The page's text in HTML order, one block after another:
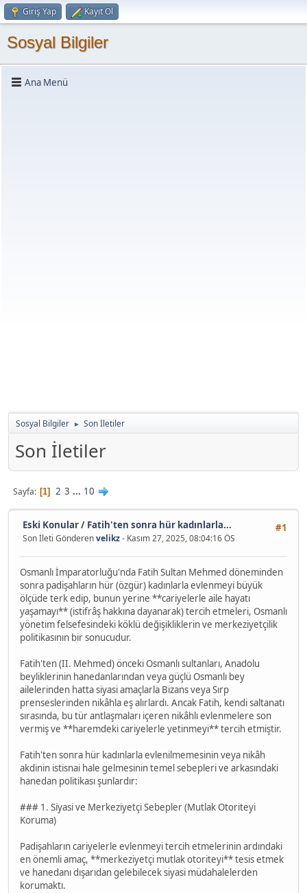
Giriş Yap Kayıt Ol
Sosyal Bilgiler
Ana Menü
Sosyal Bilgiler ► Son İletiler
Son İletiler
Sayfa 1 2 3 ... 10
#1
Eski Konular/ Fatih'ten sonra hür kadınlarla...
Son İleti Gönderenvelikz- Kasım 27, 2025, 08:04:16 ÖS
Osmanlı İmparatorluğu'nda Fatih Sultan Mehmed döneminden
sonra padişahların hür (özgür) kadınlarla evlenmeyi büyük
ölçüde terk edip, bunun yerine **cariyelerle aile hayatı
yaşamayı** (istifrâş hakkına dayanarak) tercih etmeleri, Osmanlı
yönetim felsefesindeki köklü değişikliklerin ve merkeziyetçilik
politikasının bir sonucudur.
Fatih'ten (II. Mehmed) önceki Osmanlı sultanları, Anadolu
beyliklerinin hanedanlarından veya güçlü Osmanlı bey
ailelerinden hatta siyasi amaçlarla Bizans veya Sırp
prenseslerinden nikâhla eş alırlardı. Ancak Fatih, kendi saltanatı
sırasında, bu tür antlaşmaları içeren nikâhlı evlenmelere son
vermiş ve **haremdeki cariyelerle yetinmeyi** tercih etmiştir.
Fatih'ten sonra hür kadınlarla evlenilmemesinin veya nikâh
akdinin istisnai hale gelmesinin temel sebepleri ve arkasındaki
hanedan politikası şunlardır:
### 1. Siyasi ve Merkeziyetçi Sebepler (Mutlak Otoriteyi
Koruma)
Padişahların cariyelerle evlenmeyi tercih etmelerinin ardındaki
en önemli amaç, **merkeziyetçi mutlak otoriteyi** tesis etmek
ve hanedanı dışarıdan gelebilecek siyasi müdahalelerden
korumaktı.